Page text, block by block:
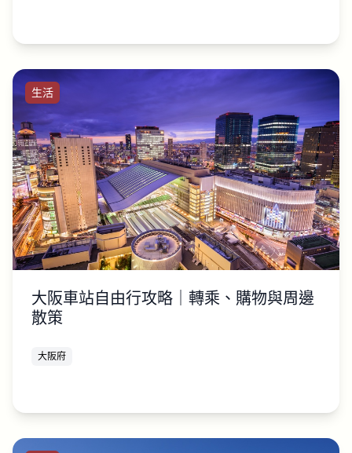
生活
大阪車站自由行攻略｜轉乘、購物與周邊
散策
大阪府